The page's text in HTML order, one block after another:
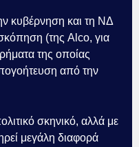
κυβέρνηση και τη ΝΔ
(της Alco, για
της οποίας
από την
σκηνικό, αλλά με
μεγάλη διαφορά